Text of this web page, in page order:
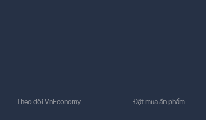
Theo dõi VnEconomy Đặt mua ấn phẩm